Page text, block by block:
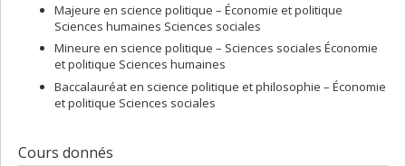
Majeure en science politique – Économie et politique
Sciences humaines Sciences sociales
Mineure en science politique – Sciences sociales Économie
et politique Sciences humaines
Baccalauréat en science politique et philosophie – Économie
et politique Sciences sociales
Cours donnés